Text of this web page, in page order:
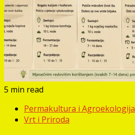
5 min read
Permakultura i Agroekologija
Vrt i Priroda